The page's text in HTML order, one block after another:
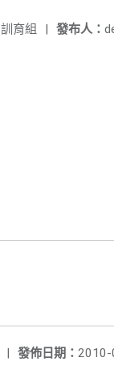
發布人：
訓育組 |
發佈日期： 2010-
|